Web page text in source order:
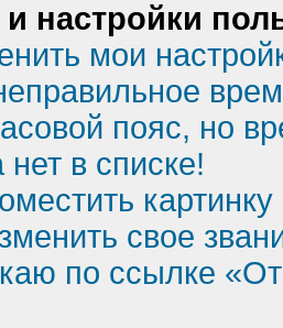
настройки
мои
пояс, но
в списке!
свое
по ссылке